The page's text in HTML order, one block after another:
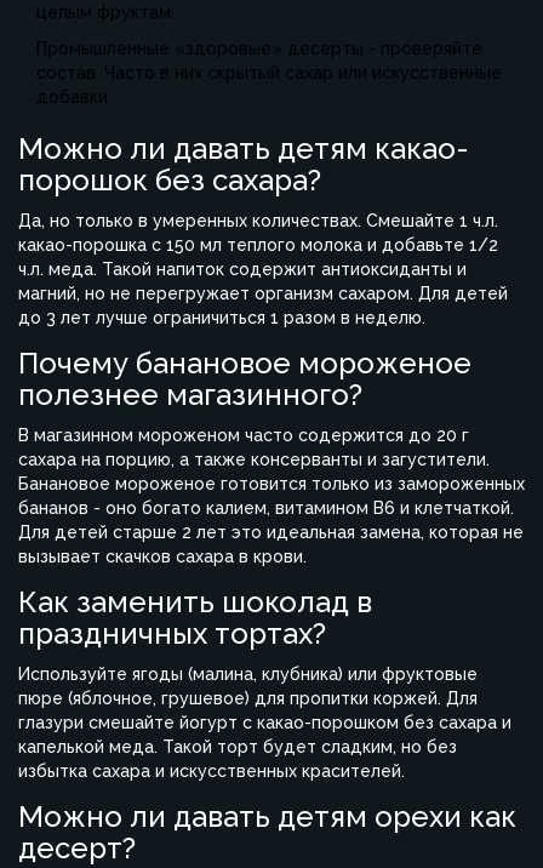
целым фруктам.
Промышленные «здоровые» десерты - проверяйте
состав. Часто в них скрытый сахар или искусственные
добавки.
Можно ли давать детям какао-
порошок без сахара?
Да, но только в умеренных количествах. Смешайте 1 ч.л.
какао-порошка с 150 мл теплого молока и добавьте 1/2
ч.л. меда. Такой напиток содержит антиоксиданты и
магний, но не перегружает организм сахаром. Для детей
до 3 лет лучше ограничиться 1 разом в неделю.
Почему банановое мороженое
полезнее магазинного?
В магазинном мороженом часто содержится до 20 г
сахара на порцию, а также консерванты и загустители.
Банановое мороженое готовится только из замороженных
бананов - оно богато калием, витамином B6 и клетчаткой.
Для детей старше 2 лет это идеальная замена, которая не
вызывает скачков сахара в крови.
Как заменить шоколад в
праздничных тортах?
Используйте ягоды (малина, клубника) или фруктовые
пюре (яблочное, грушевое) для пропитки коржей. Для
глазури смешайте йогурт с какао-порошком без сахара и
капелькой меда. Такой торт будет сладким, но без
избытка сахара и искусственных красителей.
Можно ли давать детям орехи как
десерт?